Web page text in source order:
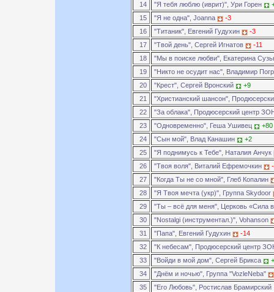
14
"Я тебя люблю (иврит)", Ури Горен
15
"Я не одна", Joanna
-3
16
"Титаник", Евгений Гудухин
-3
17
"Твой день", Сергей Игнатов
-11
18
"Мы в поиске любви", Екатерина
19
"Никто не осудит нас", Владимир
20
"Крест", Сергей Вронский
+9
21
"Христианский шансон",
22
"За облака", Продюсерский центр
23
"Одновременно", Геша Ушивец
+80
24
"Сын мой", Влад Канашин
+2
25
"Я поднимусь к Тебе", Наталия Анчук
26
"Твоя воля", Виталий Ефремочкин
27
"Когда Ты не со мной", Глеб Копалин
28
"Я Твоя мечта (укр)", Группа Skydoor
29
"Ты – всё для меня", Церковь «Сила
30
"Nostalgi (инструментал.)", Vohanson
31
"Папа", Евгений Гудухин
-14
32
"К небесам", Продюсерский центр
33
"Войди в мой дом", Сергей Брикса
34
"Днём и ночью", Группа "VozleNeba"
35
"Его Любовь", Ростислав Брамирский